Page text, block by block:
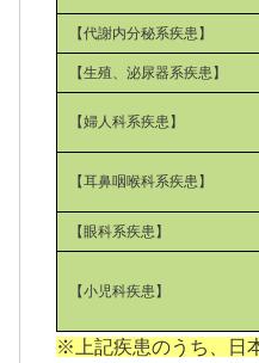
【代謝内分秘系疾患】
【生殖、泌尿器系疾患】
【婦人科系疾患】
【耳鼻咽喉科系疾患】
【眼科系疾患】
【小児科疾患】
※上記疾患のうち、日